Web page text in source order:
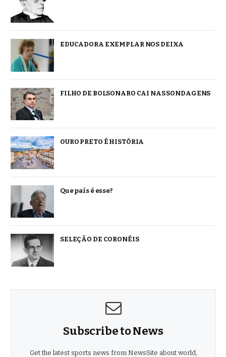
EDUCADORA EXEMPLAR NOS DEIXA
FILHO DE BOLSONARO CAI NAS SONDAGENS
OURO PRETO É HISTÓRIA
Que país é esse?
SELEÇÃO DE CORONÉIS
Subscribe to News
Get the latest sports news from NewsSite about world,